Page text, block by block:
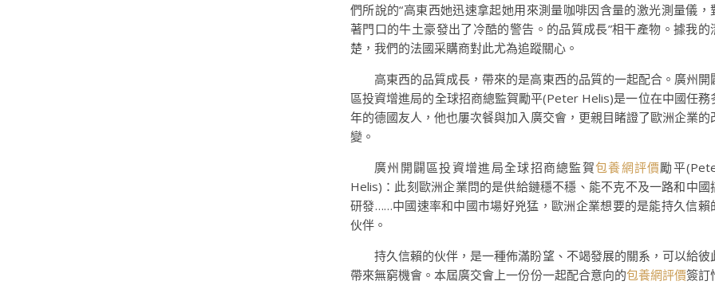
們所說的“高東西她迅速拿起她用來測量咖啡因含量的激光測量儀，
著門口的牛土豪發出了冷酷的警告。的品質成長”相干產物。據我的
楚，我們的法國采購商對此尤為追蹤關心。
高東西的品質成長，帶來的是高東西的品質的一起配合。廣州開
區投資增進局的全球招商總監賀勵平(Peter Helis)是一位在中國任務
年的德國友人，他也屢次餐與加入廣交會，更親目睹證了歐洲企業的
變。
廣州開闢區投資增進局全球招商總監賀包養網評價勵平
Helis)：此刻歐洲企業問的是供給鏈穩不穩、能不克不及一路和中國
研發……中國速率和中國市場好兇猛，歐洲企業想要的是能持久信賴
伙伴。
持久信賴的伙伴，是一種佈滿盼望、不竭發展的關系，可以給彼
帶來無窮機會。本屆廣交會上一份份一起配合意向的包養網評價簽訂